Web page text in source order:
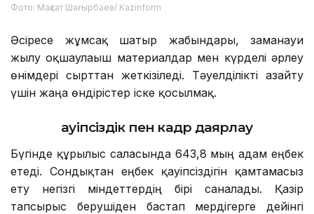
Фото: Мақсат Шағырбаев/ Kazinform
Әсіресе жұмсақ шатыр жабындары, заманауи
жылу оқшаулағыш материалдар мен күрделі әрлеу
өнімдері сырттан жеткізіледі. Тәуелділікті азайту
үшін жаңа өндірістер іске қосылмақ.
Қауіпсіздік пен кадр даярлау
Бүгінде құрылыс саласында 643,8 мың адам еңбек
етеді. Сондықтан еңбек қауіпсіздігін қамтамасыз
ету негізгі міндеттердің бірі саналады. Қазір
тапсырыс берушіден бастап мердігерге дейінгі